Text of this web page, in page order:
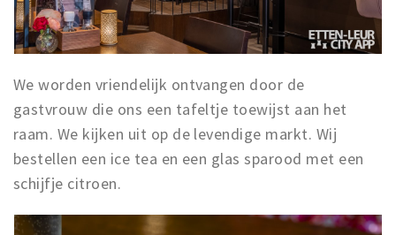
Inloggen
We worden vriendelijk ontvangen door de
gastvrouw die ons een tafeltje toewijst aan het
raam. We kijken uit op de levendige markt. Wij
bestellen een ice tea en een glas sparood met een
schijfje citroen.